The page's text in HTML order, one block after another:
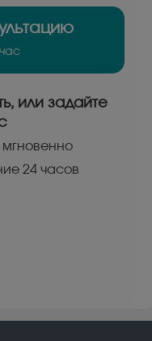
или задайте
24 часов